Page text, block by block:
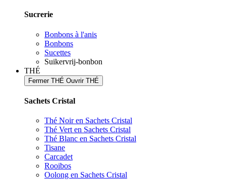
Sucrerie
Bonbons à l'anis
Bonbons
Sucettes
Suikervrij-bonbon
THÉ
Fermer THÉ Ouvrir THÉ
Sachets Cristal
Thé Noir en Sachets Cristal
Thé Vert en Sachets Cristal
Thé Blanc en Sachets Cristal
Tisane
Carcadet
Rooibos
Oolong en Sachets Cristal